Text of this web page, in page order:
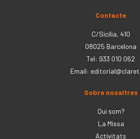
Contacte
C/Sicília, 410
08025 Barcelona
Tel: 933 010 062
Email:
Sobre nosaltres
Qui som?
La Missa
Activitats